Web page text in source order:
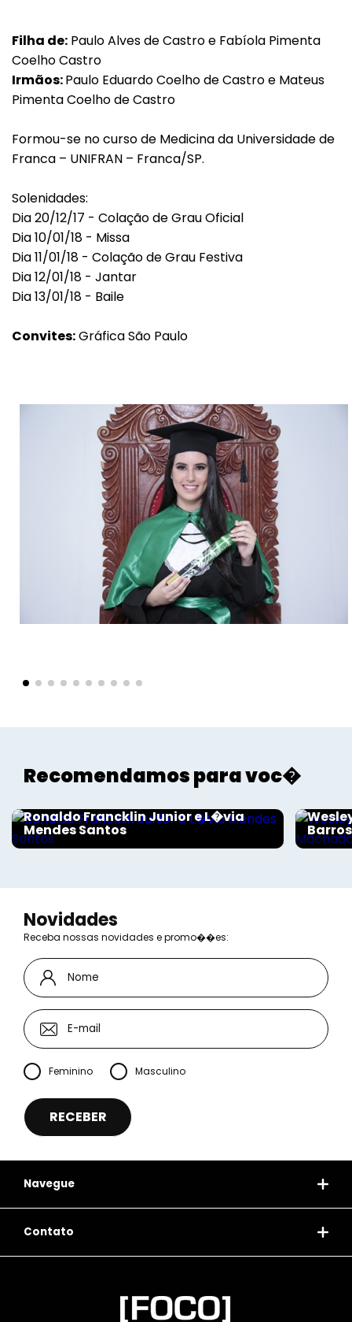
Voltar
Filha de: Paulo Alves de Castro e Fabíola Pimenta
Coelho Castro
Irmãos:Paulo Eduardo Coelho de Castro e Mateus
Pimenta Coelho de Castro
Formou-se no curso de Medicina da Universidade de
Franca – UNIFRAN – Franca/SP.
Solenidades:
Dia 20/12/17 - Colação de Grau Oficial
Dia 10/01/18 - Missa
Dia 11/01/18 - Colação de Grau Festiva
Dia 12/01/18 - Jantar
Dia 13/01/18 - Baile
Convites:Gráfica São Paulo
Recomendamos para voc�
Ronaldo Francklin Junior e L�via
Mendes Santos
Novidades
Receba nossas novidades e promo��es:
Feminino Masculino
Navegue
Contato